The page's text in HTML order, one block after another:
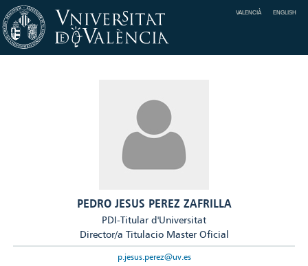
VALENCIÀ ENGLISH
PEDRO JESUS PEREZ ZAFRILLA
PDI-Titular d'Universitat
Director/a Titulacio Master Oficial
p.jesus.perez@uv.es